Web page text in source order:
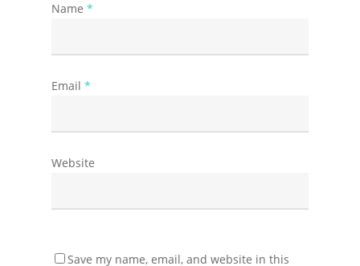
Name *
Email *
Website
Save my name, email, and website in this